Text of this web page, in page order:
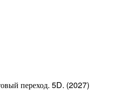
переход. 5D. (2027)